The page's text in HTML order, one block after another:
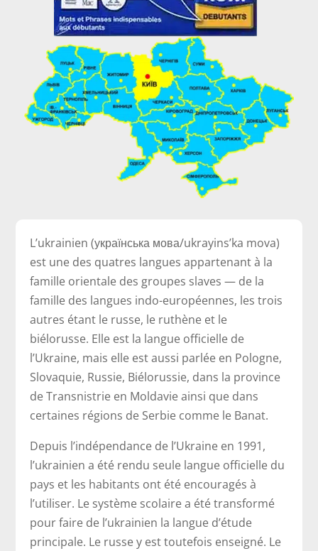
L’ukrainien (українська мова/ukrayins’ka mova)
est une des quatres langues appartenant à la
famille orientale des groupes slaves — de la
famille des langues indo-européennes, les trois
autres étant le russe, le ruthène et le
biélorusse. Elle est la langue officielle de
l’Ukraine, mais elle est aussi parlée en Pologne,
Slovaquie, Russie, Biélorussie, dans la province
de Transnistrie en Moldavie ainsi que dans
certaines régions de Serbie comme le Banat.
Depuis l’indépendance de l’Ukraine en 1991,
l’ukrainien a été rendu seule langue officielle du
pays et les habitants ont été encouragés à
l’utiliser. Le système scolaire a été transformé
pour faire de l’ukrainien la langue d’étude
principale. Le russe y est toutefois enseigné. Le